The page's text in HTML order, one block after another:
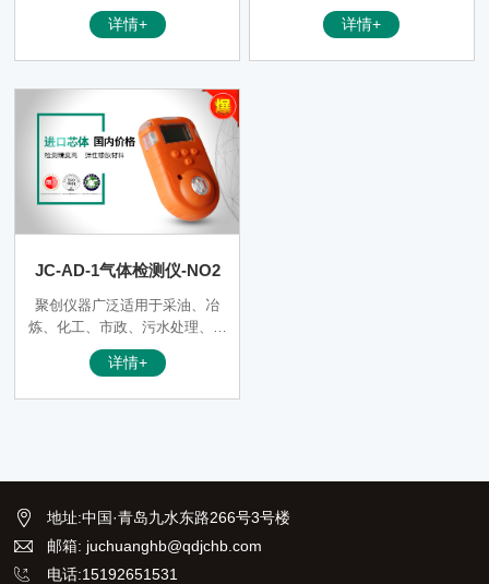
仪器，可通过USB数据接口与电
脑相连，下载打印数据，大屏幕
详情+
好界面操作，是一款可以配置单
一气体或多种气体传感器的检测
详情+
JC-AD-1气体检测仪-NO2
聚创仪器广泛适用于采油、冶
炼、化工、市政、污水处理、电
力、煤气、采矿、隧道施工、消
防、仓储、造纸、酿造等多种需
详情+
地址:中国·青岛九水东路266号3号楼
邮箱: juchuanghb@qdjchb.com
电话:15192651531